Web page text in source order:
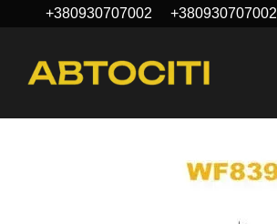
Перейти до основного контенту
+380930707002 +380930707002